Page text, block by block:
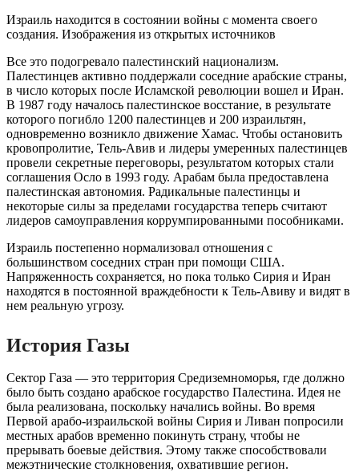
Израиль находится в состоянии войны с момента своего
создания. Изображения из открытых источников
Все это подогревало палестинский национализм.
Палестинцев активно поддержали соседние арабские страны,
в число которых после Исламской революции вошел и Иран.
В 1987 году началось палестинское восстание, в результате
которого погибло 1200 палестинцев и 200 израильтян,
одновременно возникло движение Хамас. Чтобы остановить
кровопролитие, Тель-Авив и лидеры умеренных палестинцев
провели секретные переговоры, результатом которых стали
соглашения Осло в 1993 году. Арабам была предоставлена ​​
палестинская автономия. Радикальные палестинцы и
некоторые силы за пределами государства теперь считают
лидеров самоуправления коррумпированными пособниками.
Израиль постепенно нормализовал отношения с
большинством соседних стран при помощи США.
Напряженность сохраняется, но пока только Сирия и Иран
находятся в постоянной враждебности к Тель-Авиву и видят в
нем реальную угрозу.
История Газы
Сектор Газа — это территория Средиземноморья, где должно
было быть создано арабское государство Палестина. Идея не
была реализована, поскольку начались войны. Во время
Первой арабо-израильской войны Сирия и Ливан попросили
местных арабов временно покинуть страну, чтобы не
прерывать боевые действия. Этому также способствовали
межэтнические столкновения, охватившие регион.